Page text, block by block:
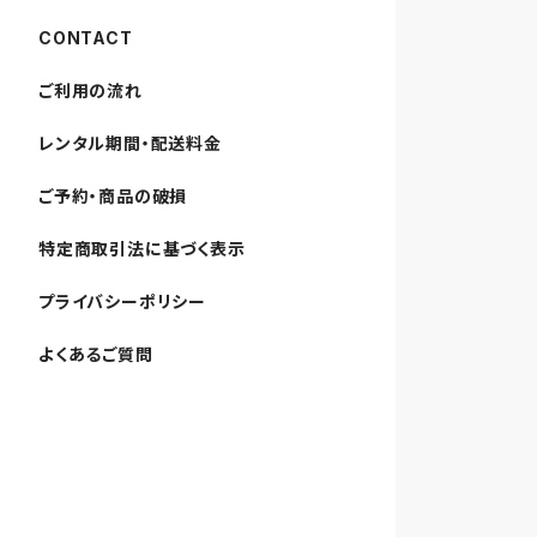
CONTACT
ご利用の流れ
レンタル期間・配送料金
ご予約・商品の破損
特定商取引法に基づく表示
プライバシーポリシー
よくあるご質問